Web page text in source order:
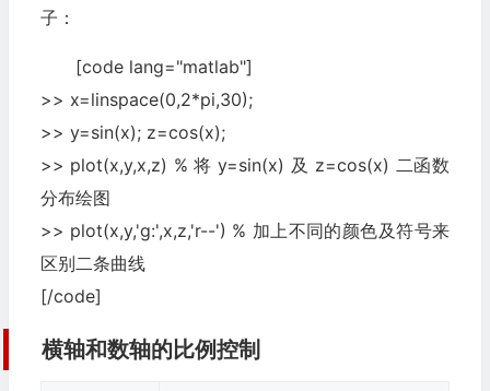
子：
[code lang="matlab"]
>> x=linspace(0,2*pi,30);
>> y=sin(x); z=cos(x);
>> plot(x,y,x,z) % 将 y=sin(x) 及 z=cos(x) 二函数
分布绘图
>> plot(x,y,'g:',x,z,'r--') % 加上不同的颜色及符号来
区别二条曲线
[/code]
横轴和数轴的比例控制